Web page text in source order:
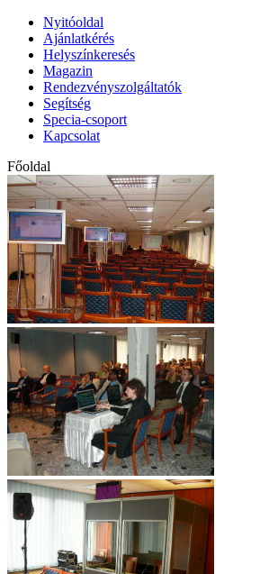
Nyitóoldal
Ajánlatkérés
Helyszínkeresés
Magazin
Rendezvényszolgáltatók
Segítség
Specia-csoport
Kapcsolat
Főoldal